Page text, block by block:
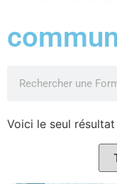
Voici le seul résultat